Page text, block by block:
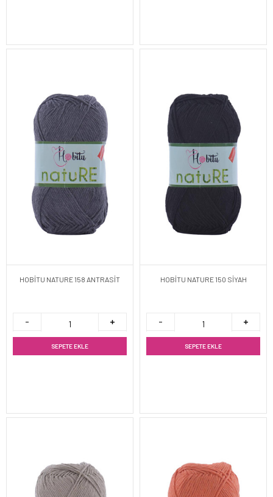
HOBİTU NATURE 158 ANTRASİT
SEPETE EKLE
HOBİTU NATURE 150 SİYAH
SEPETE EKLE